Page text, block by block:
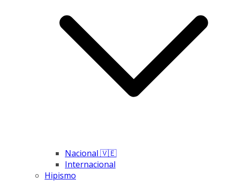
Nacional 🇻🇪
Internacional
Hipismo